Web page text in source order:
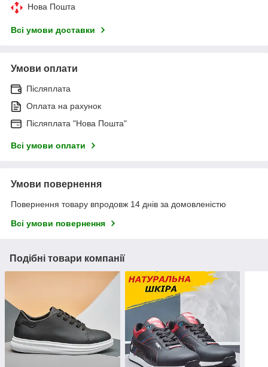
Нова Пошта
Всі умови доставки
Умови оплати
Післяплата
Оплата на рахунок
Післяплата "Нова Пошта"
Всі умови оплати
Умови повернення
Повернення товару впродовж 14 днів за домовленістю
Всі умови повернення
Подібні товари компанії